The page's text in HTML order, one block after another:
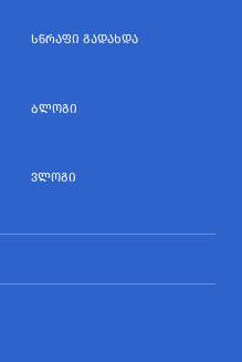
ᲡᲬᲠᲐᲤᲘ ᲒᲐᲓᲐᲮᲓᲐ
ᲑᲚᲝᲒᲘ
ᲕᲚᲝᲒᲘ